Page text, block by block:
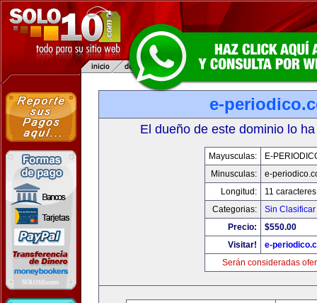
e-
El dueño de este dominio lo
Mayusculas:
E-
Minusculas:
e-
Longitud:
11 caracteres
Categorias:
Sin Clasificar
Precio:
$550.00
Visitar!
e-
Serán consideradas